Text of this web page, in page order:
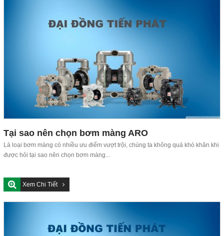
Tại sao nên chọn bơm màng ARO
Là loại bơm màng có nhiều ưu điểm vượt trội, chúng ta không quá khó khăn khi
được hỏi tại sao nên chọn bơm màng...
Xem Chi Tiết